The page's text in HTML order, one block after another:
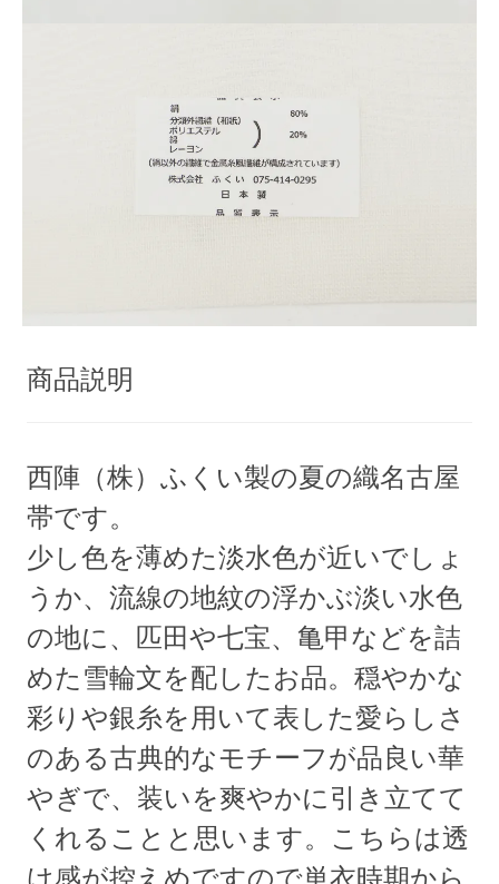
商品説明
西陣（株）ふくい製の夏の織名古屋
帯です。
少し色を薄めた淡水色が近いでしょ
うか、流線の地紋の浮かぶ淡い水色
の地に、匹田や七宝、亀甲などを詰
めた雪輪文を配したお品。穏やかな
彩りや銀糸を用いて表した愛らしさ
のある古典的なモチーフが品良い華
やぎで、装いを爽やかに引き立てて
くれることと思います。こちらは透